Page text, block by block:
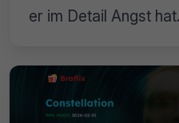
er im Detail Angst hat.